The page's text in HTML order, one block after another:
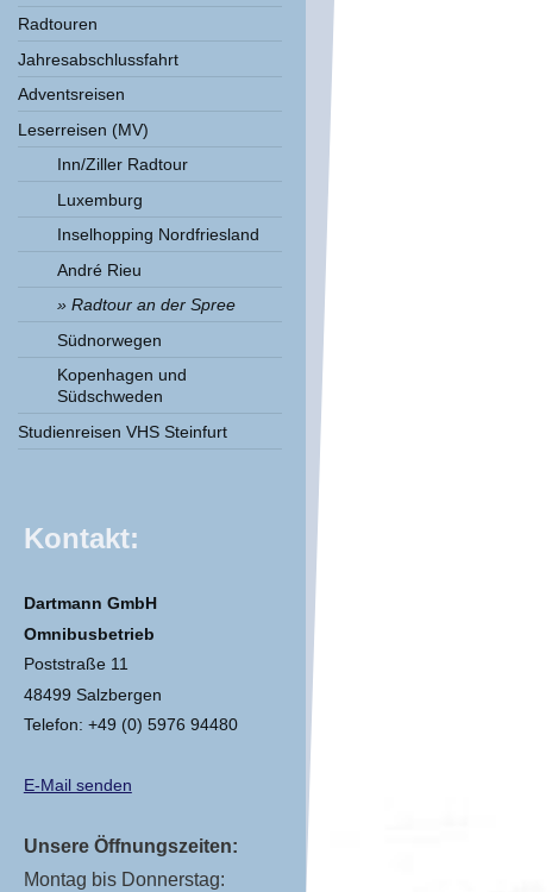
Radtouren
Jahresabschlussfahrt
Adventsreisen
Leserreisen (MV)
Inn/Ziller Radtour
Luxemburg
Inselhopping Nordfriesland
André Rieu
Radtour an der Spree
Südnorwegen
Kopenhagen und
Südschweden
Studienreisen VHS Steinfurt
Kontakt:
Dartmann GmbH
Omnibusbetrieb
Poststraße 11
48499 Salzbergen
Telefon: +49 (0) 5976 94480
E-Mail senden
Unsere Öffnungszeiten:
Montag bis Donnerstag: